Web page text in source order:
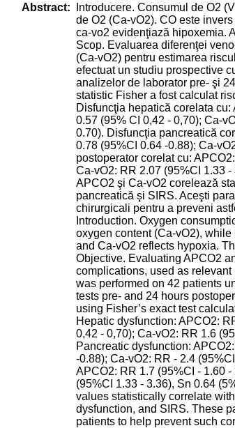
Abstract:
Introducere. Consumul de O2
de O2 (Ca-vO2). CO este
ca-vo2 evidenţiază hipoxemia.
Scop. Evaluarea diferenţei
(Ca-vO2) pentru estimarea
efectuat un studiu prospective
analizelor de laborator pre- şi
statistic Fisher a fost calculat
Disfuncţia hepatică corelata
0.57 (95% CI 0,42 - 0,70); Ca-
0.70). Disfuncţia pancreatică
0.78 (95%CI 0.64 -0.88); Ca-
postoperator corelat cu:
Ca-vO2: RR 2.07 (95%CI 1.33
APCO2 şi Ca-vO2 corelează
pancreatică şi SIRS. Aceşti
chirurgicali pentru a preveni
Introduction. Oxygen
oxygen content (Ca-vO2),
and Ca-vO2 reflects hypoxia.
Objective. Evaluating APCO2
complications, used as
was performed on 42 patients
tests pre- and 24 hours
using Fisher’s exact test
Hepatic dysfunction: APCO2:
0,42 - 0,70); Ca-vO2: RR 1.6
Pancreatic dysfunction:
-0.88); Ca-vO2: RR - 2.4
APCO2: RR 1.7 (95%CI - 1.60
(95%CI 1.33 - 3.36), Sn 0.64
values statistically correlate
dysfunction, and SIRS. These
patients to help prevent such